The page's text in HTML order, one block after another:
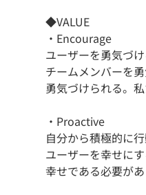
◆VALUE
・Encourage
ユーザーを勇気づ
チームメンバーを
勇気づけられる。
・Proactive
自分から積極的に
ユーザーを幸せに
幸せである必要が